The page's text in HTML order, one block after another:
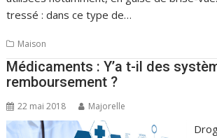
tressé : dans ce type de…
Maison
Médicaments : Y’a t-il des
remboursement ?
22 mai 2018 Majorelle